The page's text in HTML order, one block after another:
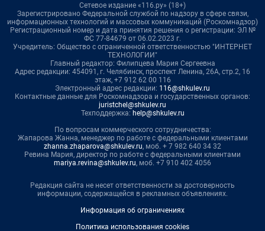
Сетевое издание «116.ру» (18+)
Зарегистрировано Федеральной службой по надзору в сфере связи,
информационных технологий и массовых коммуникаций (Роскомнадзор)
Регистрационный номер и дата принятия решения о регистрации: ЭЛ №
ФС 77-84679 от 06.02.2023 г.
Учредитель: Общество с ограниченной ответственностью "ИНТЕРНЕТ
ТЕХНОЛОГИИ"
Главный редактор: Филипцева Мария Сергеевна
Адрес редакции: 454091, г. Челябинск, проспект Ленина, 26А, стр.2, 16
этаж, +7 912 62 00 116
Электронный адрес редакции: 116@shkulev.ru
Контактные данные для Роскомнадзора и государственных органов:
juristchel@shkulev.ru
Техподдержка: help@shkulev.ru
По вопросам коммерческого сотрудничества:
Жапарова Жанна, менеджер по работе с федеральными клиентами
zhanna.zhaparova@shkulev.ru, моб. + 7 982 640 34 32
Ревина Мария, директор по работе с федеральными клиентами
mariya.revina@shkulev.ru, моб. +7 910 402 4056
Редакция сайта не несет ответственности за достоверность
информации, содержащейся в рекламных объявлениях.
Информация об ограничениях
Политика использования cookies